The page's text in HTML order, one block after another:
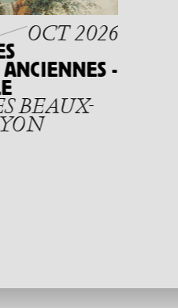
OCT 2026
-
BEAUX-